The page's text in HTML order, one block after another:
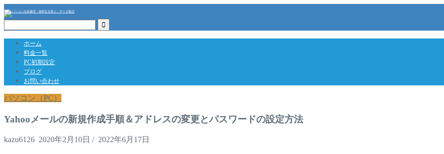
ホーム
料金一覧
PC初期設定
ブログ
お問い合わせ
パソコン（PC）
Yahooメールの新規作成手順＆アドレスの変更とパスワードの設定方法
kazu6126 2020年2月10日 / 2022年6月17日